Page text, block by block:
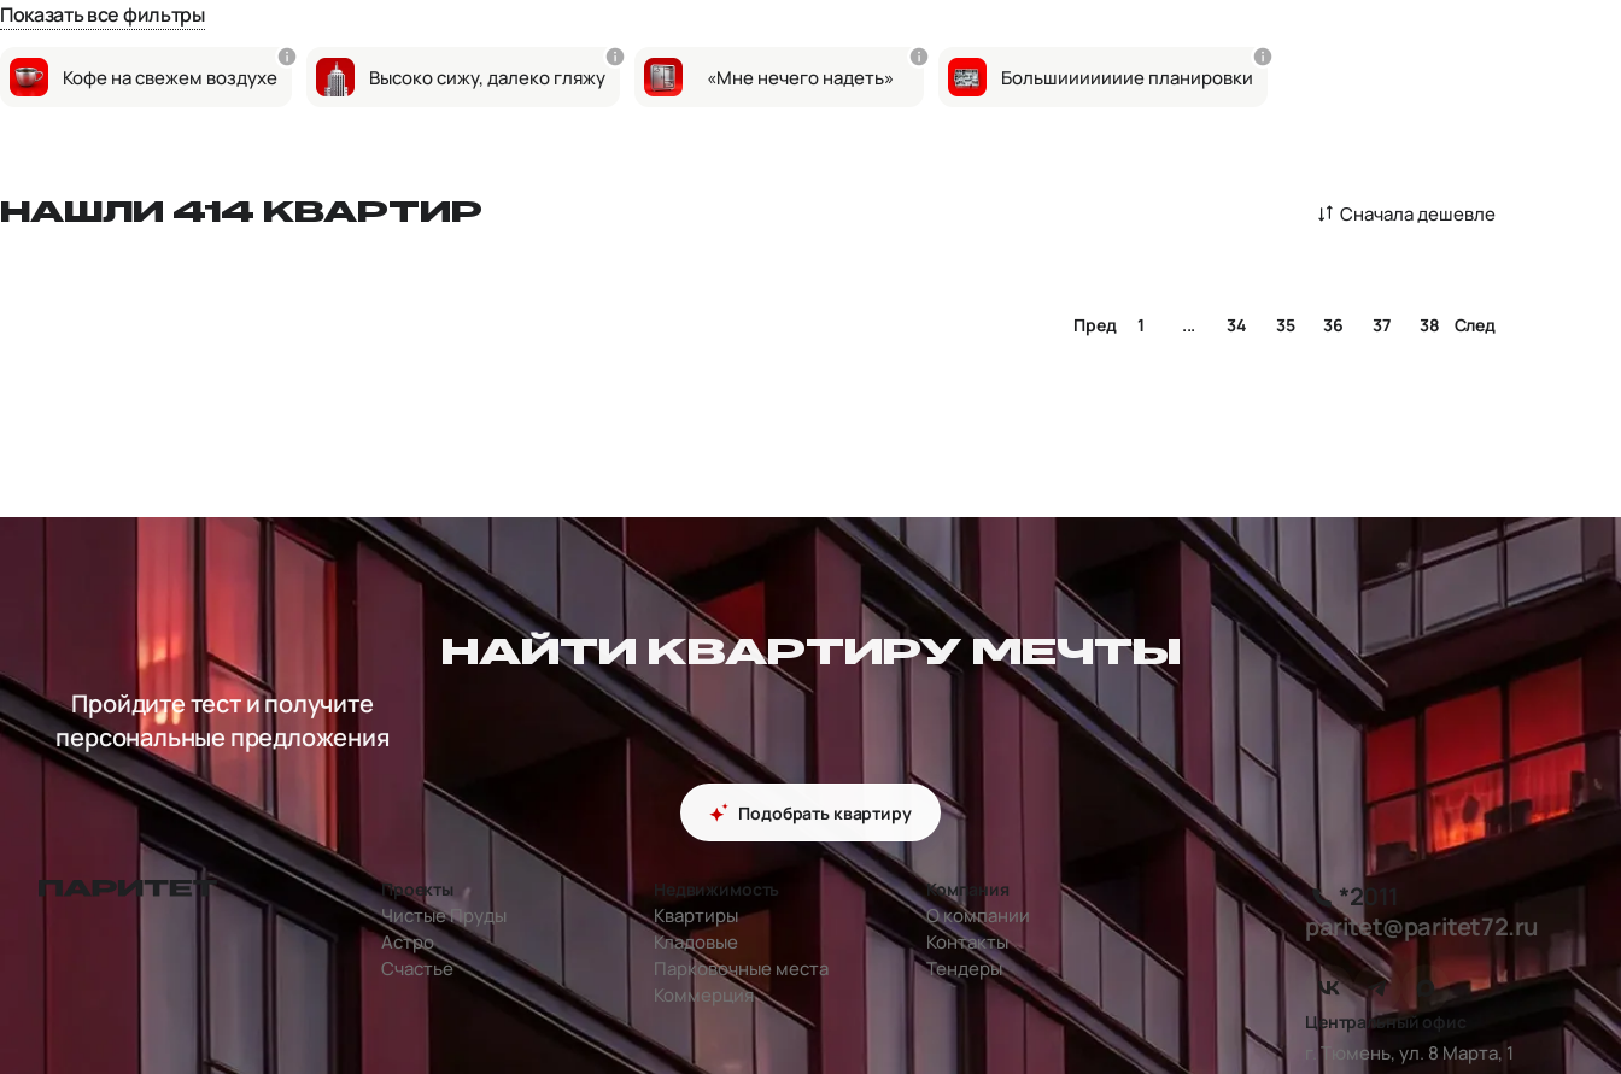
Показать все фильтры
Кофе на свежем воздухе Высоко сижу, далеко гляжу «Мне нечего надеть» Большииииииие планировки
НАШЛИ 414 КВАРТИР Сначала дешевле
Пред 1 ... 34 35 36 37 38 След
НАЙТИ КВАРТИРУ МЕЧТЫ
Пройдите тест и получите
персональные предложения
Подобрать квартиру
перейти на главную страницу
Проекты
Чистые Пруды
Астро
Счастье
Недвижимость
Квартиры
Кладовые
Парковочные места
Коммерция
Компания
О компании
Контакты
Тендеры
*2011
paritet@paritet72.ru
Центральный офис
г. Тюмень, ул. 8 Марта, 1